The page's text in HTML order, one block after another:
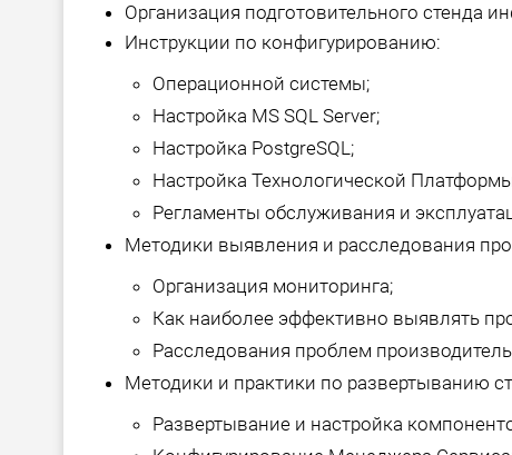
Организация подготовительного стенда
Инструкции по конфигурированию:
Операционной системы;
Настройка MS SQL Server;
Настройка PostgreSQL;
Настройка Технологической
Регламенты обслуживания и
Методики выявления и расследования
Организация мониторинга;
Как наиболее эффективно выявлять
Расследования проблем
Методики и практики по развертыванию
Развертывание и настройка